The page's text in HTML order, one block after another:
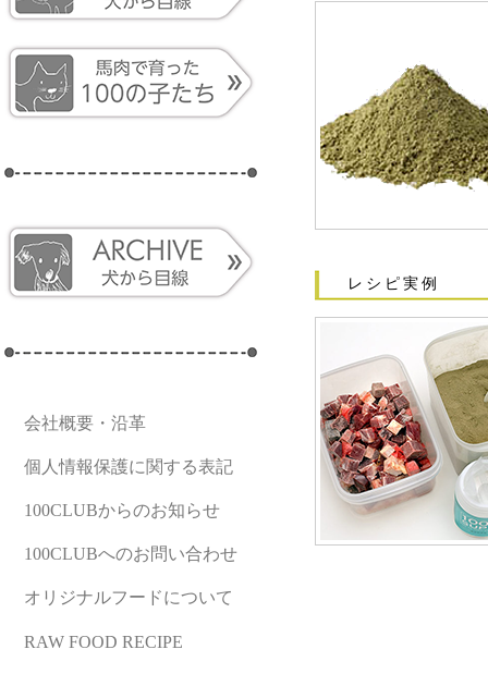
レシピ実例
会社概要・沿革
個人情報保護に関する表記
100CLUBからのお知らせ
100CLUBへのお問い合わせ
オリジナルフードについて
RAW FOOD RECIPE